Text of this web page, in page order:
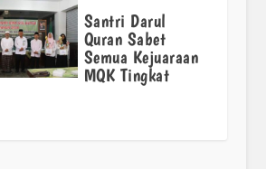
Santri Darul
Quran Sabet
Semua Kejuaraan
MQK Tingkat